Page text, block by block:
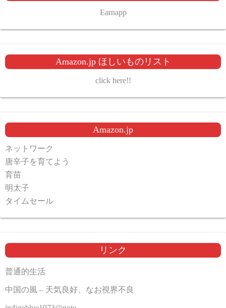
Earnapp
Amazon.jp ほしいものリスト
click here!!
Amazon.jp
ネットワーク
唐辛子を育てよう
育苗
明太子
タイムセール
リンク
普通的生活
中国の風 – 天気良好、なお視界不良